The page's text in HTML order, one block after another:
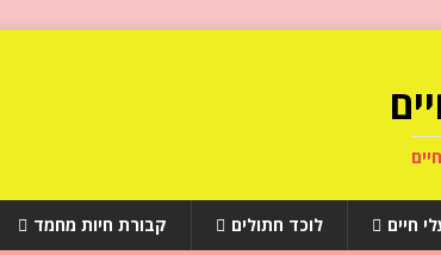
חיים לוכד חתולים קבורת חיות מחמד